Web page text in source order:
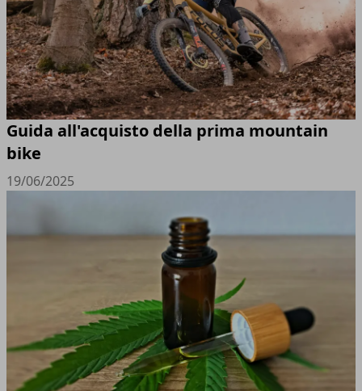
Guida all'acquisto della prima mountain
bike
19/06/2025